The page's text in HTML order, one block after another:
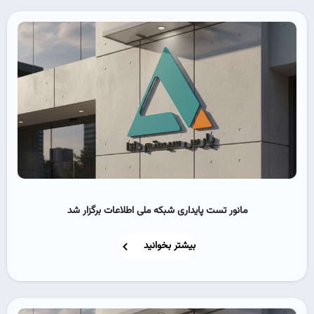
مانور تست پایداری شبکه ملی اطلاعات برگزار شد
بیشتر بخوانید